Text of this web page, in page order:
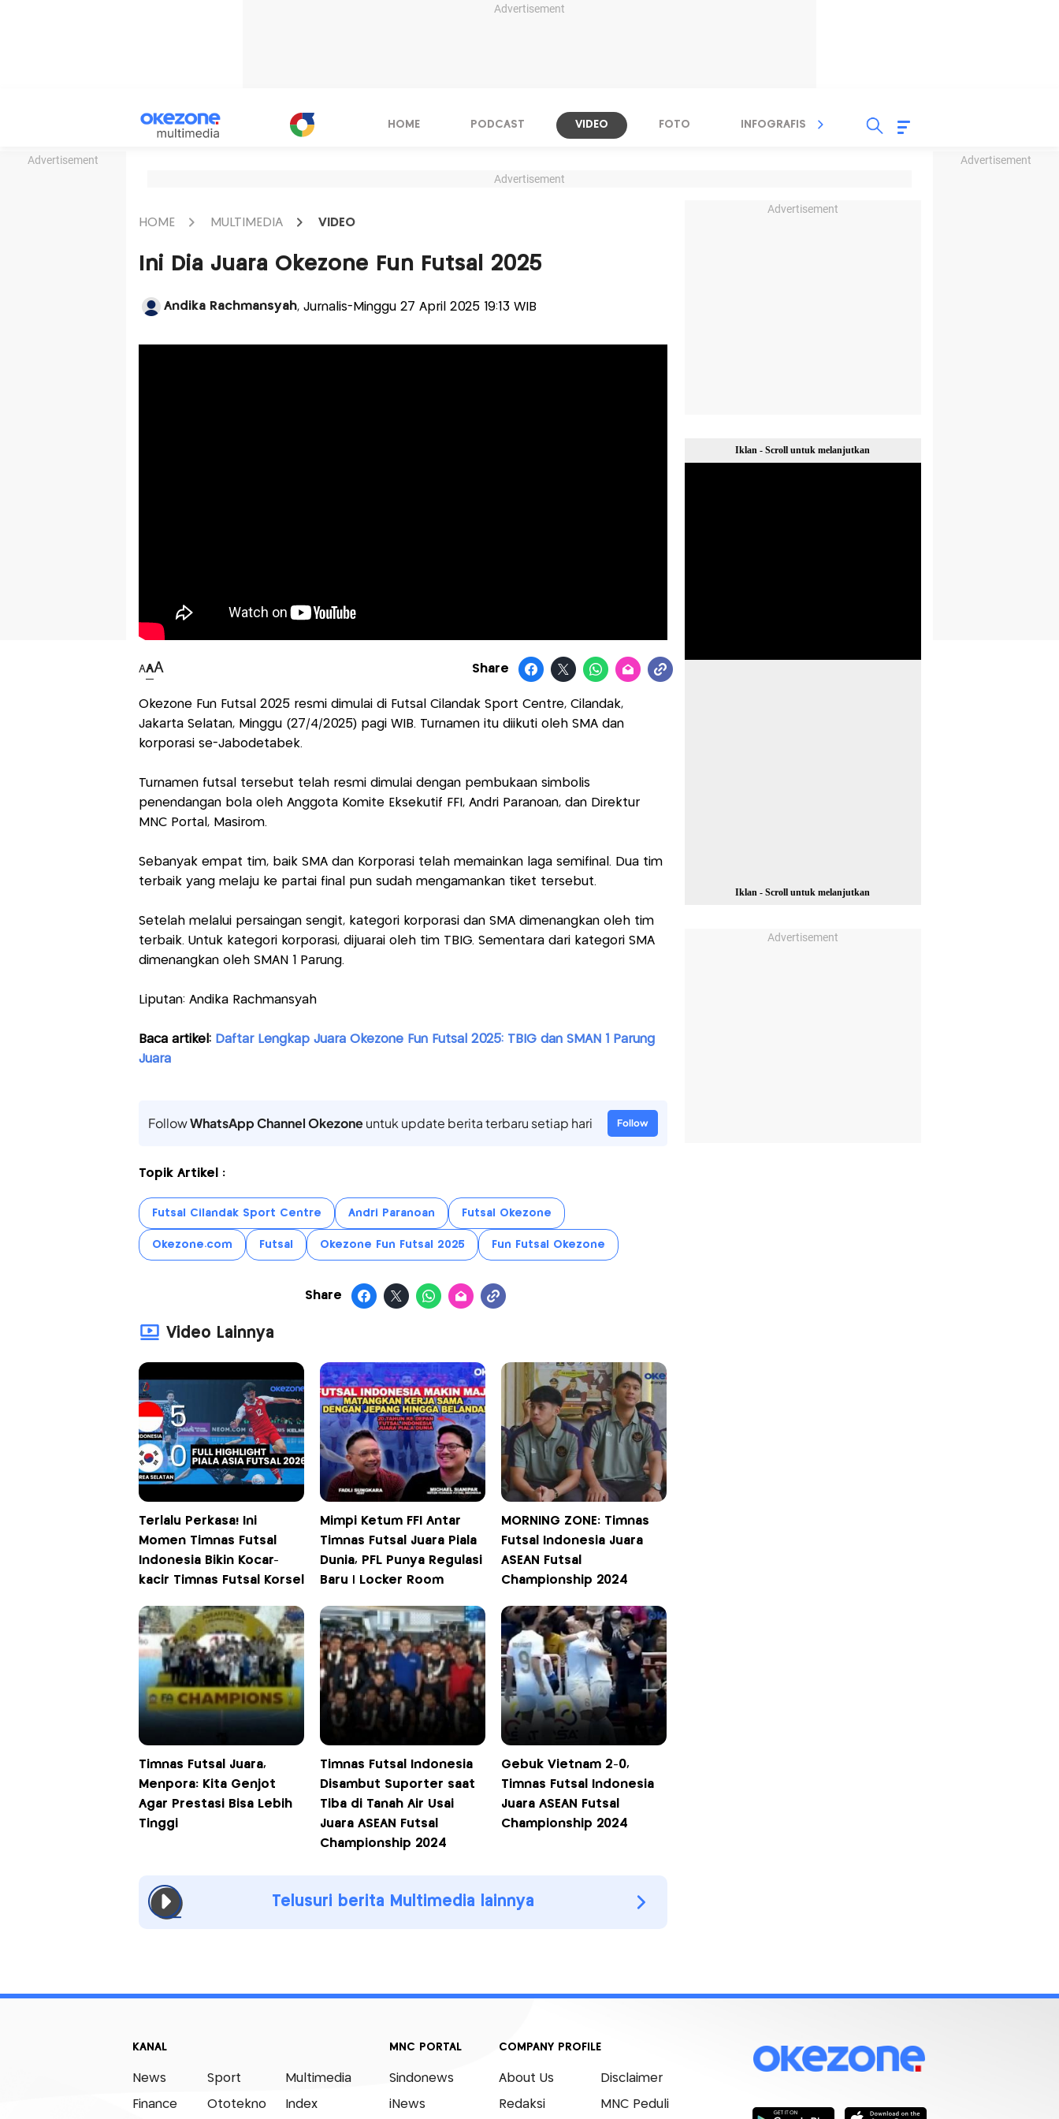
Advertisement
Advertisement Advertisement
HOME PODCAST VIDEO FOTO INFOGRAFIS TV STREAMING
Advertisement
HOME MULTIMEDIA VIDEO
Ini Dia Juara Okezone Fun Futsal 2025
Andika Rachmansyah, Jurnalis-Minggu 27 April 2025 19:13 WIB
AAA Share
Okezone Fun Futsal 2025 resmi dimulai di Futsal Cilandak Sport Centre, Cilandak,
Jakarta Selatan, Minggu (27/4/2025) pagi WIB. Turnamen itu diikuti oleh SMA dan
korporasi se-Jabodetabek.
Turnamen futsal tersebut telah resmi dimulai dengan pembukaan simbolis
penendangan bola oleh Anggota Komite Eksekutif FFI, Andri Paranoan, dan Direktur
MNC Portal, Masirom.
Sebanyak empat tim, baik SMA dan Korporasi telah memainkan laga semifinal. Dua tim
terbaik yang melaju ke partai final pun sudah mengamankan tiket tersebut.
Setelah melalui persaingan sengit, kategori korporasi dan SMA dimenangkan oleh tim
terbaik. Untuk kategori korporasi, dijuarai oleh tim TBIG. Sementara dari kategori SMA
dimenangkan oleh SMAN 1 Parung.
Liputan: Andika Rachmansyah
Baca artikel: Daftar Lengkap Juara Okezone Fun Futsal 2025: TBIG dan SMAN 1 Parung
Juara
FollowWhatsApp Channel Okezoneuntuk update berita terbaru setiap hari Follow
Topik Artikel :
Futsal Cilandak Sport Centre Andri Paranoan Futsal Okezone
Okezone.com Futsal Okezone Fun Futsal 2025 Fun Futsal Okezone
Share
Video Lainnya
Terlalu Perkasa! Ini
Momen Timnas Futsal
Indonesia Bikin Kocar-
kacir Timnas Futsal Korsel
Mimpi Ketum FFI Antar
Timnas Futsal Juara Piala
Dunia, PFL Punya Regulasi
Baru | Locker Room
MORNING ZONE: Timnas
Futsal Indonesia Juara
ASEAN Futsal
Championship 2024
Timnas Futsal Juara,
Menpora: Kita Genjot
Agar Prestasi Bisa Lebih
Tinggi
Timnas Futsal Indonesia
Disambut Suporter saat
Tiba di Tanah Air Usai
Juara ASEAN Futsal
Championship 2024
Gebuk Vietnam 2-0,
Timnas Futsal Indonesia
Juara ASEAN Futsal
Championship 2024
Telusuri berita Multimedia lainnya
Advertisement
Iklan - Scroll untuk melanjutkan
Iklan - Scroll untuk melanjutkan
Advertisement
KANAL
News
Finance
Sport
Ototekno
Multimedia
Index
MNC PORTAL
Sindonews
iNews
COMPANY PROFILE
About Us
Redaksi
Disclaimer
MNC Peduli